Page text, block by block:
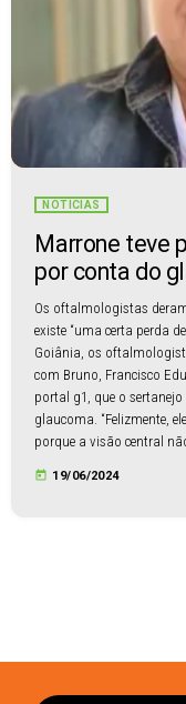
NOTÍCIAS
Marrone teve
por conta do
Os oftalmologistas
existe “uma certa perda
Goiânia, os
com Bruno, Francisco
portal g1, que o
glaucoma. “Felizmente,
porque a visão central
today 19/06/2024